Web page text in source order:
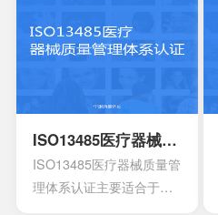
全。
全体系，是有效建立架构
还能够有效达到危害控制
的作用，在目前的食品行
业早已得到广泛的认可，
可以有效用来确定所选择
ISO13485医疗器械质量管理体系认证
ISO13485医疗器械质量管
理体系认证主要适合于目